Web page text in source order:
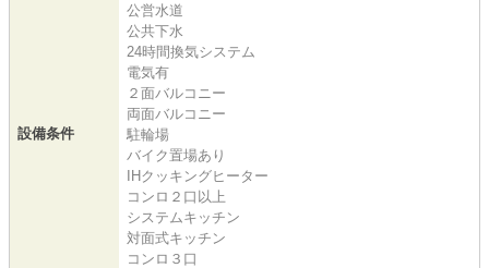
設備条件
公営水道
公共下水
24時間換気システム
電気有
２面バルコニー
両面バルコニー
駐輪場
バイク置場あり
IHクッキングヒーター
コンロ２口以上
システムキッチン
対面式キッチン
コンロ３口